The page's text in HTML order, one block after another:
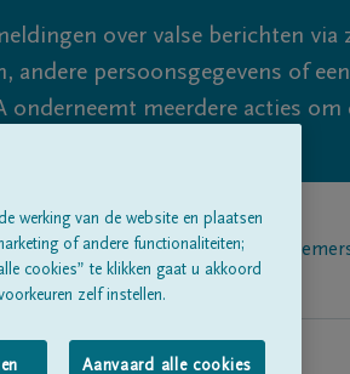
over valse berichten via
persoonsgegevens of
meerdere acties
Over ons
werking van de website en plaatsen
of andere functionaliteiten;
cookies” te klikken gaat u akkoord
zelf instellen.
Aanvaard alle cookies